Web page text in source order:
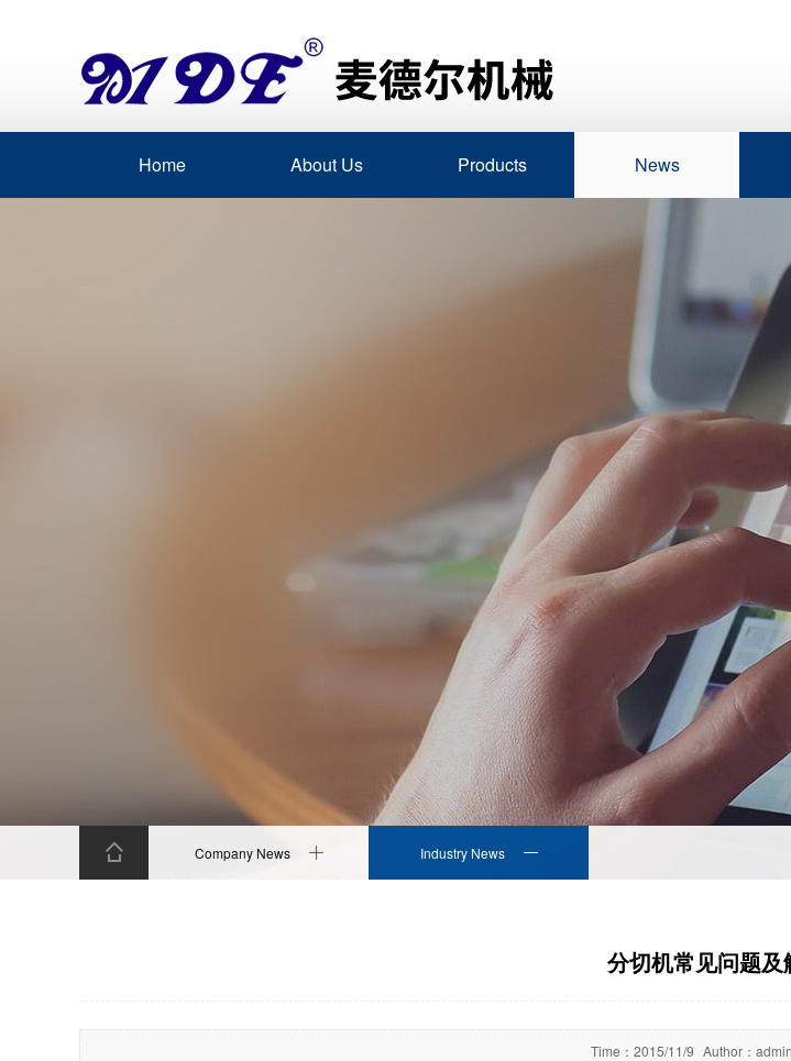
Home About Us Products News
Company News Industry News
分切机常见问题及
Time： 2015/11/9 Author： admin